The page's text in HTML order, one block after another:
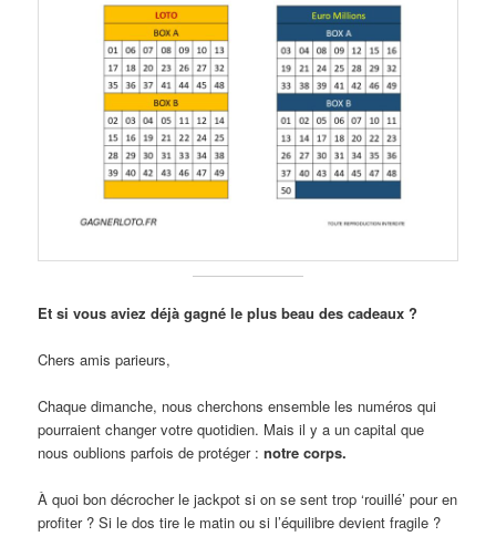
Et si vous aviez déjà gagné le plus beau des cadeaux ?
Chers amis parieurs,
Chaque dimanche, nous cherchons ensemble les numéros qui
pourraient changer votre quotidien. Mais il y a un capital que
nous oublions parfois de protéger :notre corps.
À quoi bon décrocher le jackpot si on se sent trop ‘rouillé’ pour en
profiter ? Si le dos tire le matin ou si l’équilibre devient fragile ?